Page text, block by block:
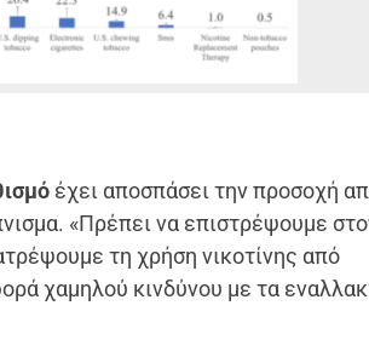
έχει αποσπάσει την προσοχή
«Πρέπει να επιστρέψουμε
τη χρήση νικοτίνης από
χαμηλού κινδύνου με τα